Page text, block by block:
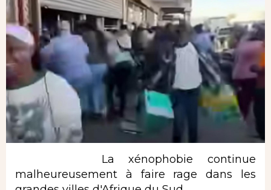
La xénophobie continue
malheureusement à faire rage dans les